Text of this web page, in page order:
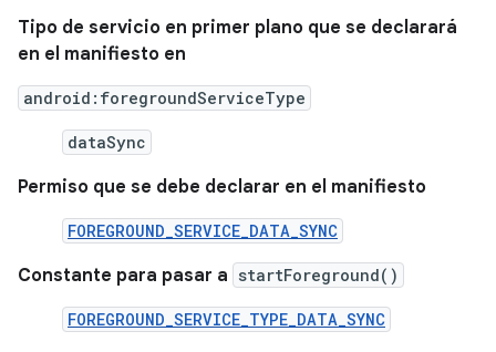
Tipo de servicio en primer plano que se declarará
en el manifiesto en
android:foregroundServiceType
dataSync
Permiso que se debe declarar en el manifiesto
FOREGROUND_SERVICE_DATA_SYNC
Constante para pasar a startForeground()
FOREGROUND_SERVICE_TYPE_DATA_SYNC